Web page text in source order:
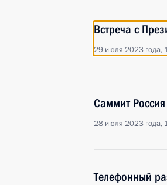
Встреча с
29 июля 2023 года,
Саммит
28 июля 2023 года,
Телефонный